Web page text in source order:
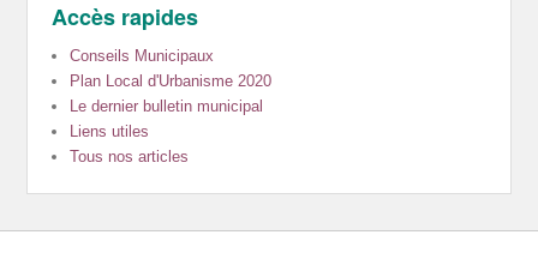
Accès rapides
Conseils Municipaux
Plan Local d'Urbanisme 2020
Le dernier bulletin municipal
Liens utiles
Tous nos articles